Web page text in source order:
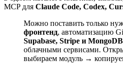
MCP для Claude Code, Codex,
Можно поставить только
фронтенд, автоматизацию
Supabase, Stripe и MongoDB
облачными сервисами.
выбираем модуль →